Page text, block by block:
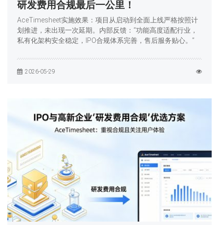
研发费用合规最后一公里！
AceTimesheet实施效果：项目从启动到全面上线严格按照计
划推进，未出现一次延期。内部反馈：“功能高度适配行业，
私有化架构安全稳定，IPO合规体系完善，售后服务贴心。”
2026-05-29